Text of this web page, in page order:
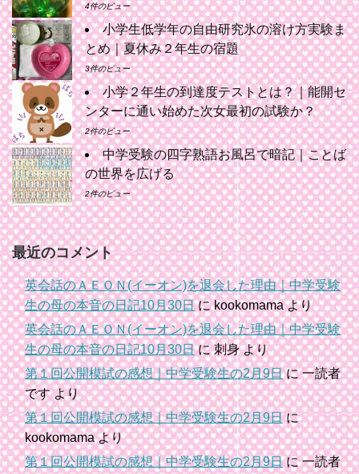
4件のビュー
小学生低学年の自由研究氷の溶け方実験ま
とめ｜夏休み２年生の宿題
3件のビュー
小学２年生の到達度テストとは？｜能開セ
ンターに通い始めた次女最初の試験か？
2件のビュー
中学受験の四字熟語お風呂で暗記｜ことば
の世界を広げる
2件のビュー
最近のコメント
英会話のＡＥＯＮ(イーオン)を退会した理由｜中学受験
生の母の本音の日記10月30日にkookomamaより
英会話のＡＥＯＮ(イーオン)を退会した理由｜中学受験
生の母の本音の日記10月30日に刺身より
第１回公開模試の感想｜中学受験生の2月9日に一読者
ですより
第１回公開模試の感想｜中学受験生の2月9日に
kookomamaより
第１回公開模試の感想｜中学受験生の2月9日に一読者